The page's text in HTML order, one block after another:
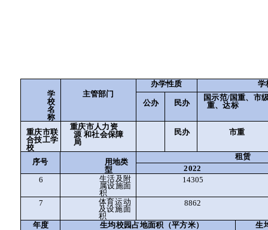
学
校
名
称
主管部门
办学性质 学
公办 民办
国示范/国重、市
重、达标
重庆市联
合技工学
校
重庆市人力资
源 和社会保障
局
民办 市重
序号
用地类
型
租赁
2022
6
生活及附
属设施面
积
14305
7
体育运动
及设施面
积
8862
年度 生均校园占地面积（平方米）
生